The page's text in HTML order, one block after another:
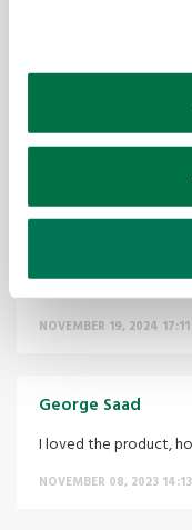
Céline Duijsens-
Helemaal leuk!!
Christian
NOVEMBER 19, 2024 17:11
George Saad
I loved the product,
NOVEMBER 08, 2023 14:13